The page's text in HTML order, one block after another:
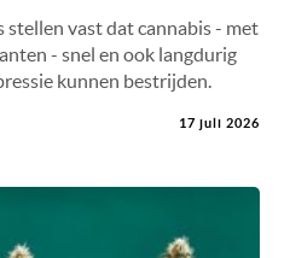
stellen vast dat cannabis - met
- snel en ook langdurig
kunnen bestrijden.
17 juli 2026